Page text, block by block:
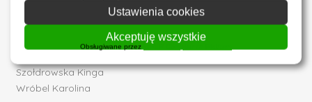
Morawski Jakub
Szołdrowska Kinga
Wróbel Karolina
Ustawienia cookies
Akceptuję wszystkie
Obsługiwane przez